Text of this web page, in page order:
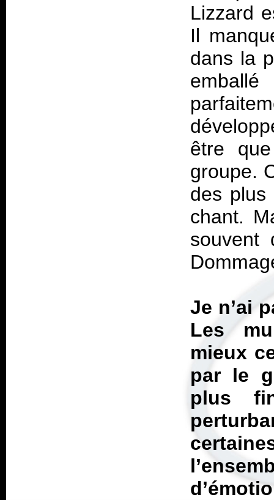
Lizzard
Il
dans la
être
groupe.
des plus
chant.
souvent
Je n’ai
Les
mieux
par le
plus